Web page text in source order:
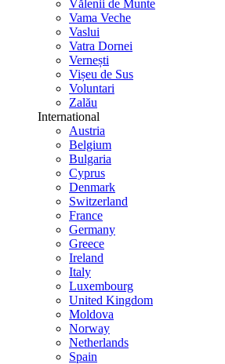
Vălenii de Munte
Vama Veche
Vaslui
Vatra Dornei
Vernești
Vișeu de Sus
Voluntari
Zalău
International
Austria
Belgium
Bulgaria
Cyprus
Denmark
Switzerland
France
Germany
Greece
Ireland
Italy
Luxembourg
United Kingdom
Moldova
Norway
Netherlands
Spain